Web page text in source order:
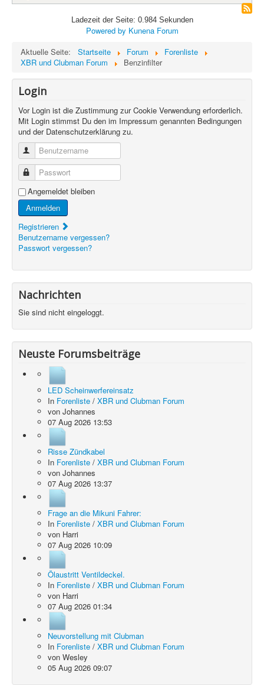
Ladezeit der Seite: 0.984 Sekunden
Powered by Kunena Forum
Aktuelle Seite:
Startseite Forum
Forenliste
XBR und Clubman Forum
Benzinfilter
Login
Vor Login ist die Zustimmung zur Cookie Verwendung erforderlich.
Mit Login stimmst Du den im Impressum genannten Bedingungen
und der Datenschutzerklärung zu.
Benutzername
Passwort
Angemeldet bleiben
Anmelden
Registrieren
Benutzername vergessen?
Passwort vergessen?
Nachrichten
Sie sind nicht eingeloggt.
Neuste Forumsbeiträge
LED Scheinwerfereinsatz
In Forenliste / XBR und Clubman Forum
von Johannes
07 Aug 2026 13:53
Risse Zündkabel
In Forenliste / XBR und Clubman Forum
von Johannes
07 Aug 2026 13:37
Frage an die Mikuni Fahrer:
In Forenliste / XBR und Clubman Forum
von Harri
07 Aug 2026 10:09
Ölaustritt Ventildeckel.
In Forenliste / XBR und Clubman Forum
von Harri
07 Aug 2026 01:34
Neuvorstellung mit Clubman
In Forenliste / XBR und Clubman Forum
von Wesley
05 Aug 2026 09:07